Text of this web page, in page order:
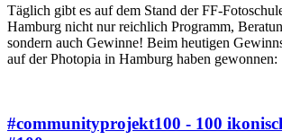
Täglich gibt es auf dem Stand der FF-
Hamburg nicht nur reichlich Programm,
sondern auch Gewinne! Beim heutigen
auf der Photopia in Hamburg haben gewonnen:
#communityprojekt100 - 100